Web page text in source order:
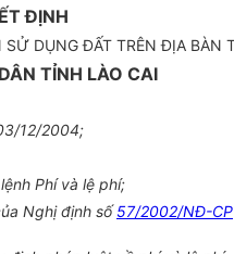
ĐỊNH
DỤNG ĐẤT TRÊN ĐỊA BÀN
TỈNH LÀO CAI
12/2004;
Phí và lệ phí;
Nghị định số57/2002/NĐ-CP